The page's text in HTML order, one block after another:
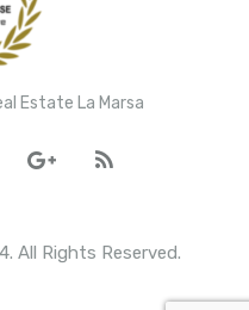
Estate La Marsa
All Rights Reserved.